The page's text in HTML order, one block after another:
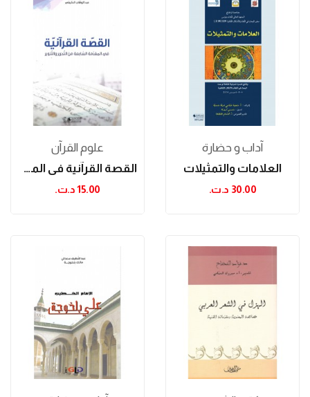
علوم القرآن
القصة القرآنية في المقدمة السابعة من التحرير...
15.00 د.ت.‏
آداب و حضارة
العلامات والتمثيلات
30.00 د.ت.‏